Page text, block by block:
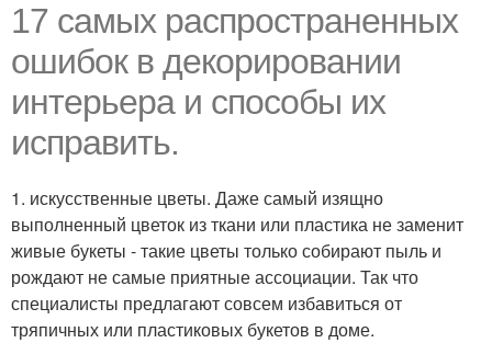
17 самых распространенных
ошибок в декорировании
интерьера и способы их
исправить.
1. искусственные цветы. Даже самый изящно
выполненный цветок из ткани или пластика не заменит
живые букеты - такие цветы только собирают пыль и
рождают не самые приятные ассоциации. Так что
специалисты предлагают совсем избавиться от
тряпичных или пластиковых букетов в доме.